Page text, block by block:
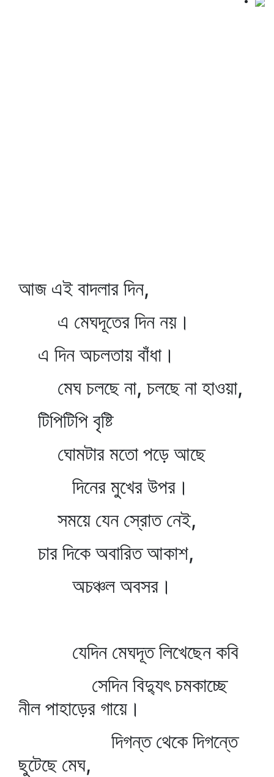
আজ এই বাদলার দিন,
এ মেঘদূতের দিন নয়।
এ দিন অচলতায় বাঁধা।
মেঘ চলছে না, চলছে না হাওয়া,
টিপিটিপি বৃষ্টি
ঘোমটার মতো পড়ে আছে
দিনের মুখের উপর।
সময়ে যেন স্রোত নেই,
চার দিকে অবারিত আকাশ,
অচঞ্চল অবসর।
যেদিন মেঘদূত লিখেছেন কবি
সেদিন বিদ্যুৎ চমকাচ্ছে
নীল পাহাড়ের গায়ে।
দিগন্ত থেকে দিগন্তে
ছুটেছে মেঘ,